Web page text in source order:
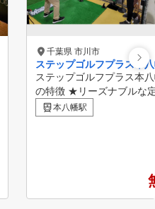
千葉県 市川市
ステップゴルフプラス本
ステップゴルフプラス本
の特徴 ★リーズナブルな
制の料金プランで通い放
ち放題！ ★JR総武線・都
タル無料！ ★上級者だけ
く、初心者の方も多数在
本八幡駅